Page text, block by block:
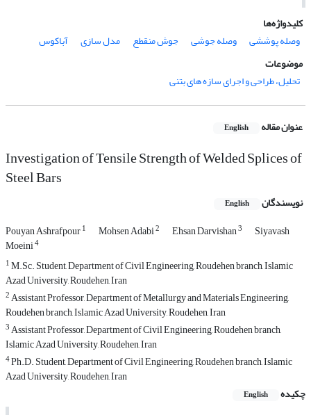
کلیدواژه‌ها
وصله پوششی
وصله جوشی جوش منقطع مدل سازی
آباکوس
موضوعات
تحلیل، طراحی و اجرای سازه های بتنی
عنوان مقاله English
Investigation of Tensile Strength of Welded Splices of
Steel Bars
نویسندگان English
Pouyan Ashrafpour1 Mohsen Adabi2 Ehsan Darvishan3 Siyavash
Moeini4
1M.Sc. Student, Department of Civil Engineering, Roudehen branch, Islamic
Azad University, Roudehen, Iran
2Assistant Professor, Department of Metallurgy and Materials Engineering,
Roudehen branch, Islamic Azad University, Roudehen, Iran
3Assistant Professor, Department of Civil Engineering, Roudehen branch,
Islamic Azad University, Roudehen, Iran
4Ph.D. Student, Department of Civil Engineering, Roudehen branch, Islamic
Azad University, Roudehen, Iran
چکیده
English